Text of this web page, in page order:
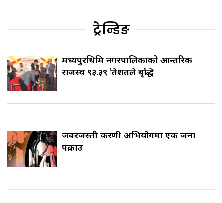
ट्रेन्डिङ
मध्यपुरथिमि नगरपालिकाको आन्तरिक
राजस्व ९३.३९ प्रतिशतले बृद्धि
जबरजस्ती करणी अभियोगमा एक जना
पक्राउ